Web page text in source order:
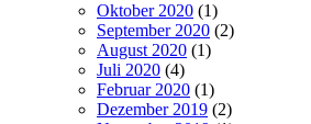
Oktober 2020 (1)
September 2020 (2)
August 2020 (1)
Juli 2020 (4)
Februar 2020 (1)
Dezember 2019 (2)